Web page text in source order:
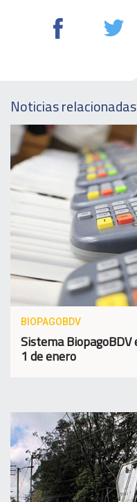
Noticias relacionadas
BIOPAGOBDV
Sistema
1 de enero